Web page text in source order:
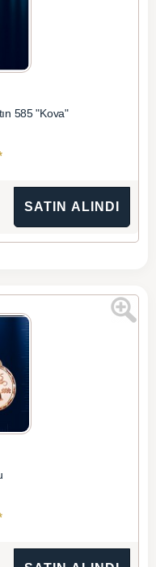
585 "Kova"
SATIN ALINDI